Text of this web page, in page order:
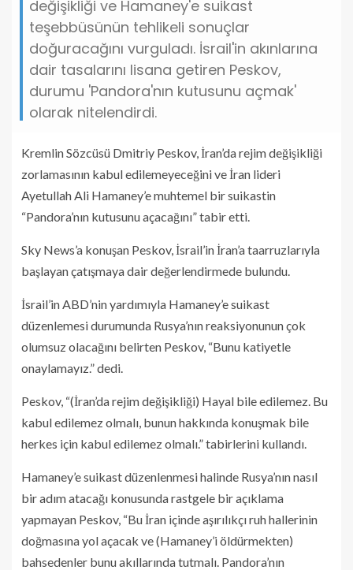
değişikliği ve Hamaney'e suikast
teşebbüsünün tehlikeli sonuçlar
doğuracağını vurguladı. İsrail'in akınlarına
dair tasalarını lisana getiren Peskov,
durumu 'Pandora'nın kutusunu açmak'
olarak nitelendirdi.
Kremlin Sözcüsü Dmitriy Peskov, İran’da rejim değişikliği
zorlamasının kabul edilemeyeceğini ve İran lideri
Ayetullah Ali Hamaney’e muhtemel bir suikastin
“Pandora’nın kutusunu açacağını” tabir etti.
Sky News’a konuşan Peskov, İsrail’in İran’a taarruzlarıyla
başlayan çatışmaya dair değerlendirmede bulundu.
İsrail’in ABD’nin yardımıyla Hamaney’e suikast
düzenlemesi durumunda Rusya’nın reaksiyonunun çok
olumsuz olacağını belirten Peskov, “Bunu katiyetle
onaylamayız.” dedi.
Peskov, “(İran’da rejim değişikliği) Hayal bile edilemez. Bu
kabul edilemez olmalı, bunun hakkında konuşmak bile
herkes için kabul edilemez olmalı.” tabirlerini kullandı.
Hamaney’e suikast düzenlenmesi halinde Rusya’nın nasıl
bir adım atacağı konusunda rastgele bir açıklama
yapmayan Peskov, “Bu İran içinde aşırılıkçı ruh hallerinin
doğmasına yol açacak ve (Hamaney’i öldürmekten)
bahsedenler bunu akıllarında tutmalı. Pandora’nın